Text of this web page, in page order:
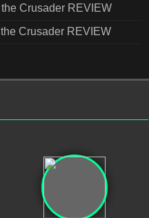
Crusader REVIEW
Crusader REVIEW